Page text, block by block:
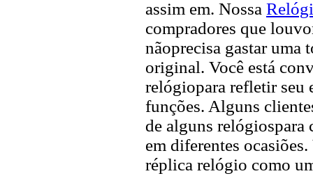
assim em. Nossa
compradores que
nãoprecisa gastar uma
original. Você está
relógiopara refletir seu
funções. Alguns
de alguns relógiospara
em diferentes
réplica relógio como